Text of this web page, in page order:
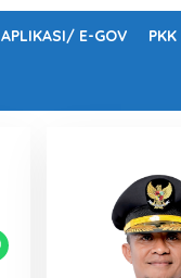
APLIKASI/ E-GOV PKK